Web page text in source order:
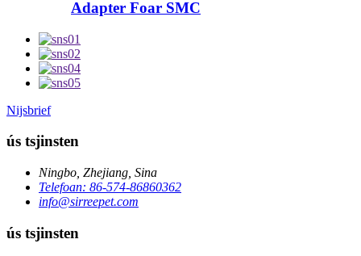
Adapter Foar SMC
Nijsbrief
ús tsjinsten
Ningbo, Zhejiang, Sina
Telefoan: 86-574-86860362
info@sirreepet.com
ús tsjinsten